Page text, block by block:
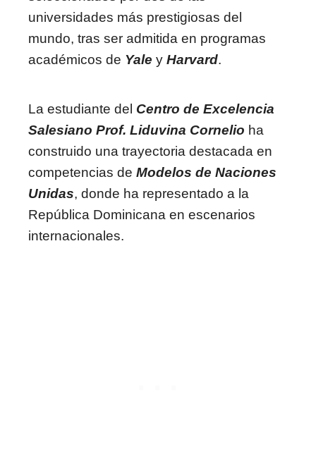
universidades más prestigiosas del
mundo, tras ser admitida en programas
académicos de Yale y Harvard.
La estudiante del Centro de Excelencia
Salesiano Prof. Liduvina Cornelio ha
construido una trayectoria destacada en
competencias de Modelos de Naciones
Unidas, donde ha representado a la
República Dominicana en escenarios
internacionales.